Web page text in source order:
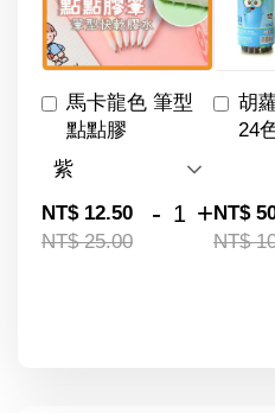
馬卡龍色 筆型
點點膠
NT$ 12.50
NT$ 25.00
- +
胡
24
NT$
NT$